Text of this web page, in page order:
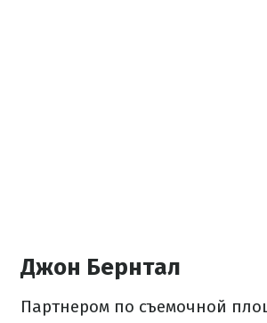
Джон Бернтал
Партнером по съемочной